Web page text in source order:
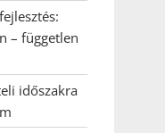
– független
időszakra